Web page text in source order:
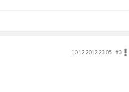
10.12.2012 23.05
#3